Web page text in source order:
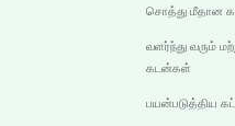
சொத்து மீதான
வளர்ந்து வரும்
கடன்கள்
பயன்படுத்திய